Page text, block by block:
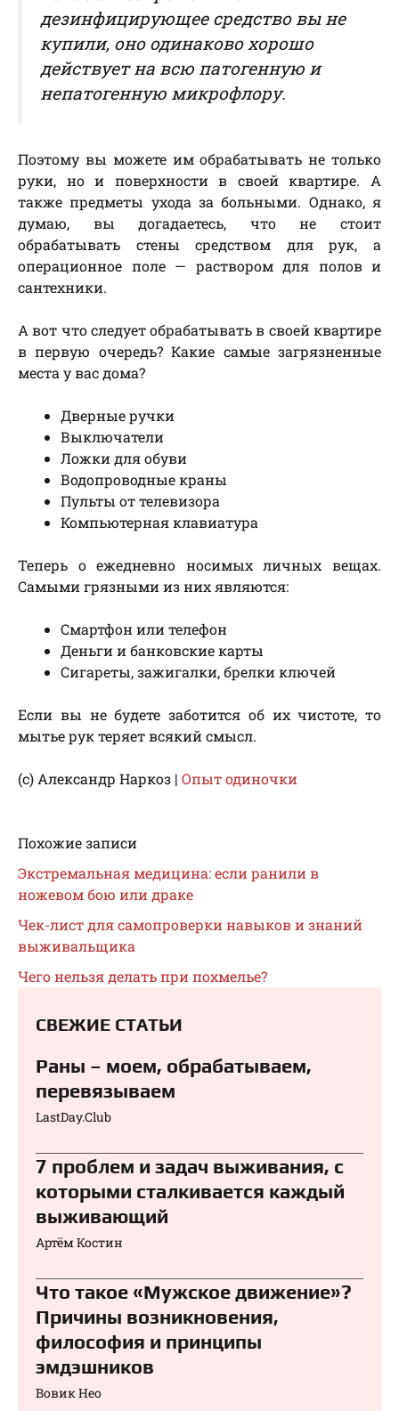
дезинфицирующее средство вы не
купили, оно одинаково хорошо
действует на всю патогенную и
непатогенную микрофлору.
Поэтому вы можете им обрабатывать не только
руки, но и поверхности в своей квартире. А
также предметы ухода за больными. Однако, я
думаю, вы догадаетесь, что не стоит
обрабатывать стены средством для рук, а
операционное поле — раствором для полов и
сантехники.
А вот что следует обрабатывать в своей квартире
в первую очередь? Какие самые загрязненные
места у вас дома?
Дверные ручки
Выключатели
Ложки для обуви
Водопроводные краны
Пульты от телевизора
Компьютерная клавиатура
Теперь о ежедневно носимых личных вещах.
Самыми грязными из них являются:
Смартфон или телефон
Деньги и банковские карты
Сигареты, зажигалки, брелки ключей
Если вы не будете заботится об их чистоте, то
мытье рук теряет всякий смысл.
(с) Александр Наркоз | Опыт одиночки
Похожие записи
Экстремальная медицина: если ранили в
ножевом бою или драке
Чек-лист для самопроверки навыков и знаний
выживальщика
Чего нельзя делать при похмелье?
СВЕЖИЕ СТАТЬИ
Раны – моем, обрабатываем,
перевязываем⁠⁠
LastDay.Club
7 проблем и задач выживания, с
которыми сталкивается каждый
выживающий
Артём Костин
Что такое «Мужское движение»?
Причины возникновения,
философия и принципы
эмдэшников
Вовик Нео